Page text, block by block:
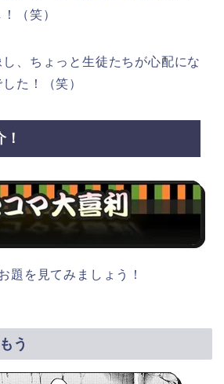
（笑）
、ちょっと生徒たちが心配にな
た！（笑）
題を見てみましょう！
う